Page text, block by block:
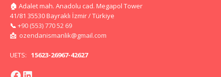
🏠 Adalet mah. Anadolu cad. Megapol Tower
41/81 35530 Bayraklı İzmir / Türkiye
📞 +90 (553) 770 52 69
📩 ozendanismanlik@gmail.com
UETS: 15623-26967-42627